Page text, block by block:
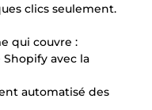
clics seulement.
qui couvre :
avec la
automatisé des